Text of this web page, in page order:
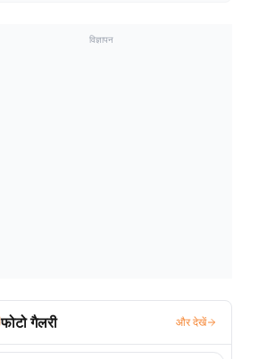
विज्ञापन
फोटो गैलरी और देखें